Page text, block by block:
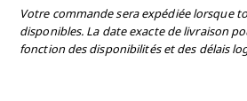
Votre commande sera expédiée lorsque
disponibles. La date exacte de livraison
fonction des disponibilités et des délais